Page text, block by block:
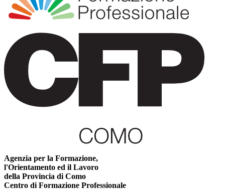
Agenzia per la Formazione,
l'Orientamento ed il Lavoro
della Provincia di Como
Centro di Formazione Professionale